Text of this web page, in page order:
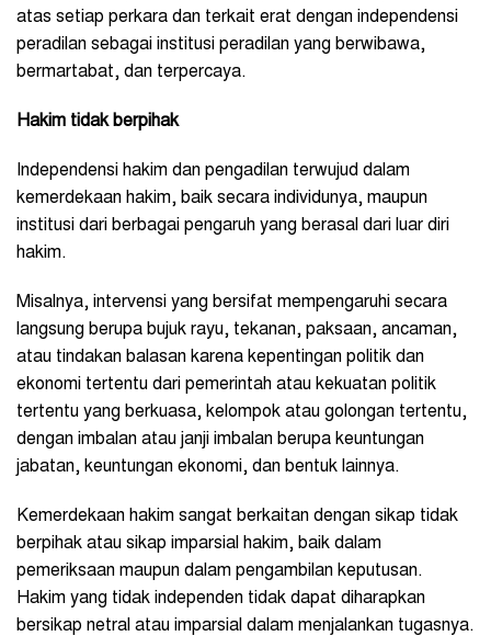
atas setiap perkara dan terkait erat dengan independensi
peradilan sebagai institusi peradilan yang berwibawa,
bermartabat, dan terpercaya.
Hakim tidak berpihak
Independensi hakim dan pengadilan terwujud dalam
kemerdekaan hakim, baik secara individunya, maupun
institusi dari berbagai pengaruh yang berasal dari luar diri
hakim.
Misalnya, intervensi yang bersifat mempengaruhi secara
langsung berupa bujuk rayu, tekanan, paksaan, ancaman,
atau tindakan balasan karena kepentingan politik dan
ekonomi tertentu dari pemerintah atau kekuatan politik
tertentu yang berkuasa, kelompok atau golongan tertentu,
dengan imbalan atau janji imbalan berupa keuntungan
jabatan, keuntungan ekonomi, dan bentuk lainnya.
Kemerdekaan hakim sangat berkaitan dengan sikap tidak
berpihak atau sikap imparsial hakim, baik dalam
pemeriksaan maupun dalam pengambilan keputusan.
Hakim yang tidak independen tidak dapat diharapkan
bersikap netral atau imparsial dalam menjalankan tugasnya.